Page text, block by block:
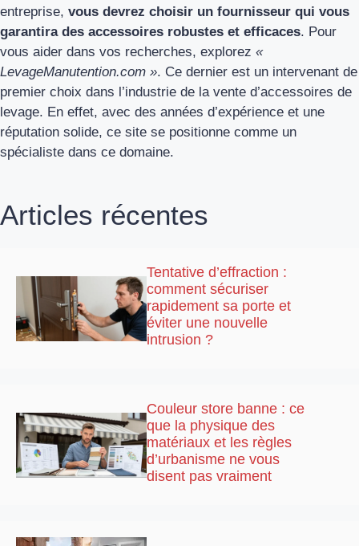
entreprise, vous devrez choisir un fournisseur qui vous
garantira des accessoires robustes et efficaces. Pour
vous aider dans vos recherches, explorez «
LevageManutention.com ». Ce dernier est un intervenant de
premier choix dans l’industrie de la vente d’accessoires de
levage. En effet, avec des années d’expérience et une
réputation solide, ce site se positionne comme un
spécialiste dans ce domaine.
Articles récentes
Tentative d’effraction :
comment sécuriser
rapidement sa porte et
éviter une nouvelle
intrusion ?
Couleur store banne : ce
que la physique des
matériaux et les règles
d’urbanisme ne vous
disent pas vraiment